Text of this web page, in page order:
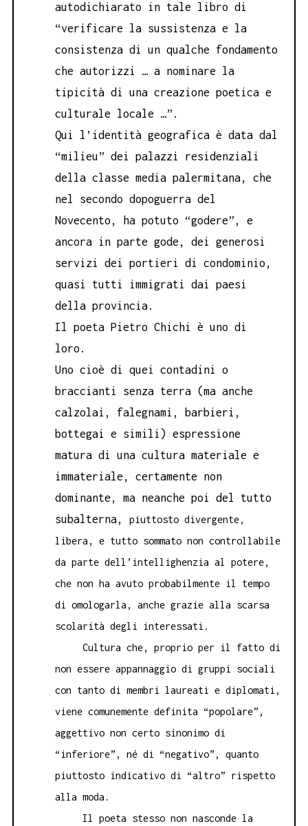
autodichiarato in tale libro di
“verificare la sussistenza e la
consistenza di un qualche fondamento
che autorizzi … a nominare la
tipicità di una creazione poetica e
culturale locale …”.
Qui l’identità geografica è data dal
“milieu” dei palazzi residenziali
della classe media palermitana, che
nel secondo dopoguerra del
Novecento, ha potuto “godere”, e
ancora in parte gode, dei generosi
servizi dei portieri di condominio,
quasi tutti immigrati dai paesi
della provincia.
Il poeta Pietro Chichi è uno di
loro.
Uno cioè di quei contadini o
braccianti senza terra (ma anche
calzolai, falegnami, barbieri,
bottegai e simili) espressione
matura di una cultura materiale e
immateriale, certamente non
dominante, ma neanche poi del tutto
subalterna, piuttosto divergente,
libera, e tutto sommato non controllabile
da parte dell’intellighenzia al potere,
che non ha avuto probabilmente il tempo
di omologarla, anche grazie alla scarsa
scolarità degli interessati.
Cultura che, proprio per il fatto di
non essere appannaggio di gruppi sociali
con tanto di membri laureati e diplomati,
viene comunemente definita “popolare”,
aggettivo non certo sinonimo di
“inferiore”, né di “negativo”, quanto
piuttosto indicativo di “altro” rispetto
alla moda.
Il poeta stesso non nasconde la